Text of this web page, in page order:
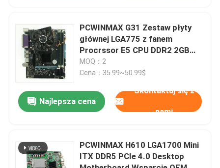
Kontrola jakości
Skontaktuj się z nami
Poprosić o wycenę
Górnicza karta graficzna
PCWINMAX G31 Zestaw płyty
głównej LGA775 z fanem
Procrssor E5 CPU DDR2 2GB
RAM x 2 Desktop Motherboard
Combo
MOQ：2
Cena：35.99~50.99$
Najlepsza cena
Skontaktuj się z
nami
PCWINMAX H610 LGA1700 Mini
ITX DDR5 PCIe 4.0 Desktop